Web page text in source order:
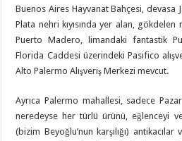
Buenos Aires Hayvanat Bahçesi, devasa
Plata nehri kıyısında yer alan, gökdelen
Puerto Madero, limandaki fantastik
Florida Caddesi üzerindeki Pasifico
Alto Palermo Alışveriş Merkezi mevcut.
Ayrıca Palermo mahallesi, sadece
neredeyse her türlü ürünü, eğlenceyi
(bizim Beyoğlu’nun karşılığı)